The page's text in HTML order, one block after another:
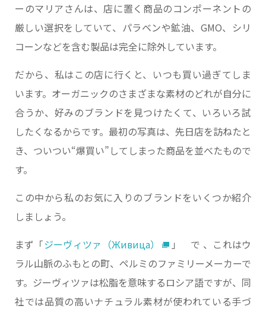
ーのマリアさんは、店に置く商品のコンポーネントの
厳しい選択をしていて、パラベンや鉱油、GMO、シリ
コーンなどを含む製品は完全に除外しています。
だから、私はこの店に行くと、いつも買い過ぎてしま
います。オーガニックのさまざまな素材のどれが自分に
合うか、好みのブランドを見つけたくて、いろいろ試
したくなるからです。最初の写真は、先日店を訪ねたと
き、ついつい“爆買い”してしまった商品を並べたもので
す。
この中から私のお気に入りのブランドをいくつか紹介
しましょう。
まず「ジーヴィツァ（Живица）
」 で 、これはウ
ラル山脈のふもとの町、ペルミのファミリーメーカーで
す。ジーヴィツァは松脂を意味するロシア語ですが、同
社では品質の高いナチュラル素材が使われている手づ